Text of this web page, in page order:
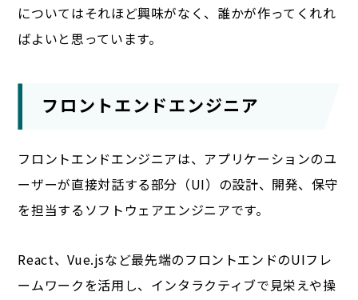
についてはそれほど興味がなく、誰かが作ってくれれ
ばよいと思っています。
フロントエンドエンジニア
フロントエンドエンジニアは、アプリケーションのユ
ーザーが直接対話する部分（UI）の設計、開発、保守
を担当するソフトウェアエンジニアです。
React、Vue.jsなど最先端のフロントエンドのUIフレ
ームワークを活用し、インタラクティブで見栄えや操